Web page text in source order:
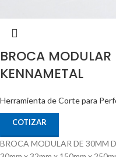
BROCA
KENNAMETAL
Herramienta de Corte para
COTIZAR
BROCA MODULAR DE 30MM